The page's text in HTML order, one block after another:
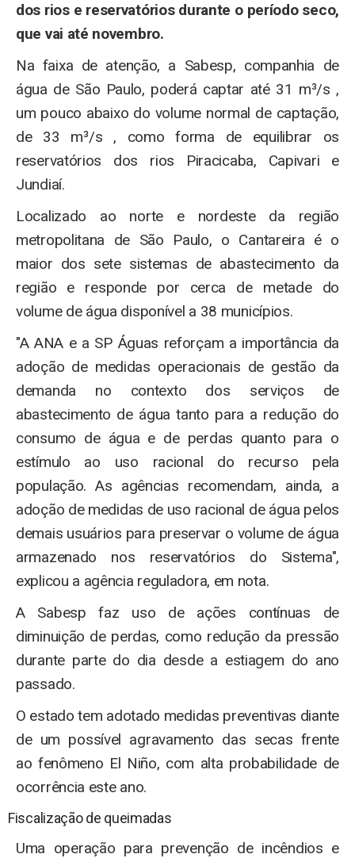
dos rios e reservatórios durante o período seco,
que vai até novembro.
Na faixa de atenção, a Sabesp, companhia de
água de São Paulo, poderá captar até 31 m³/s ,
um pouco abaixo do volume normal de captação,
de 33 m³/s , como forma de equilibrar os
reservatórios dos rios Piracicaba, Capivari e
Jundiaí.
Localizado ao norte e nordeste da região
metropolitana de São Paulo, o Cantareira é o
maior dos sete sistemas de abastecimento da
região e responde por cerca de metade do
volume de água disponível a 38 municípios.
"A ANA e a SP Águas reforçam a importância da
adoção de medidas operacionais de gestão da
demanda no contexto dos serviços de
abastecimento de água tanto para a redução do
consumo de água e de perdas quanto para o
estímulo ao uso racional do recurso pela
população. As agências recomendam, ainda, a
adoção de medidas de uso racional de água pelos
demais usuários para preservar o volume de água
armazenado nos reservatórios do Sistema",
explicou a agência reguladora, em nota.
A Sabesp faz uso de ações contínuas de
diminuição de perdas, como redução da pressão
durante parte do dia desde a estiagem do ano
passado.
O estado tem adotado medidas preventivas diante
de um possível agravamento das secas frente
ao fenômeno El Niño, com alta probabilidade de
ocorrência este ano.
Fiscalização de queimadas
Uma operação para prevenção de incêndios e